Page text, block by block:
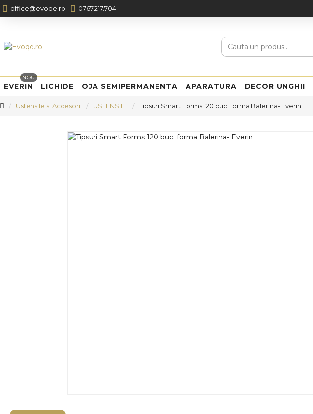
office@evoqe.ro 0767.217.704
EVERIN
NOU
LICHIDE OJA SEMIPERMANENTA APARATURA DECOR UNGHII
Ustensile si Accesorii USTENSILE Tipsuri Smart Forms 120 buc. forma Balerina- Everin